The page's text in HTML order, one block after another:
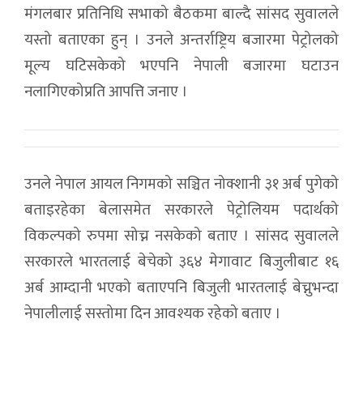
मंगलबार प्रतिनिधि सभाको बैठकमा बाल्दै सांसद सुवालले
यस्तो बताएका हुन् । उनले अन्तर्राष्ट्रिय बजारमा पेट्रोलको
मूल्य घटिसकेको भएपनि नेपाली बजारमा घटाउन
नलागिएकोप्रति आपत्ति जनाए ।
उनले नेपाल आयल निगमको सञ्चित नोक्शानी ३१ अर्ब पुगेको
बताइरहेका बेलासमेत सरकारले पेट्रोलियम पदार्थको
विकल्पको रुपमा सोच्न नसकेको बताए । सांसद सुवालले
सरकारले भारतलाई बेचेको ३६४ मेगावाट बिजुलीबाट १६
अर्ब आम्दानी भएको बताएपनि बिजुली भारतलाई बेच्नुभन्दा
नेपालीलाई सस्तोमा दिन आवश्यक रहेको बताए ।